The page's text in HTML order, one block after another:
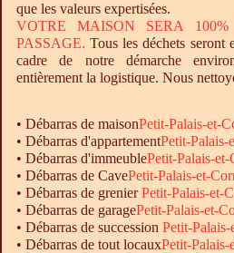
que les valeurs expertisées.
VOTRE MAISON SERA
PASSAGE. Tous les déchets seront
cadre de notre démarche
entièrement la logistique. Nous
• Débarras de maisonPetit-Palais-et-
• Débarras d'appartementPetit-Palais-
• Débarras d'immeublePetit-Palais-
• Débarras de CavePetit-Palais-et-
• Débarras de grenierPetit-Palais-et-
• Débarras de garagePetit-Palais-et-
• Débarras de succession Petit-
• Débarras de tout locauxPetit-